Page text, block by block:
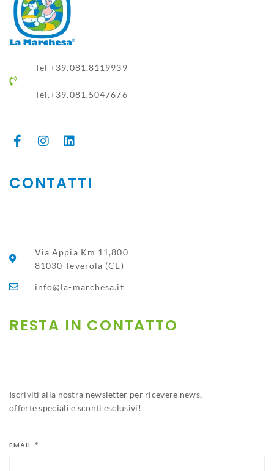
Tel +39.081.8119939
Tel.+39.081.5047676
CONTATTI
Via Appia Km 11,800
81030 Teverola (CE)
info@la-marchesa.it
RESTA IN CONTATTO​
Iscriviti alla nostra newsletter per ricevere news,
offerte speciali e sconti esclusivi!
EMAIL *